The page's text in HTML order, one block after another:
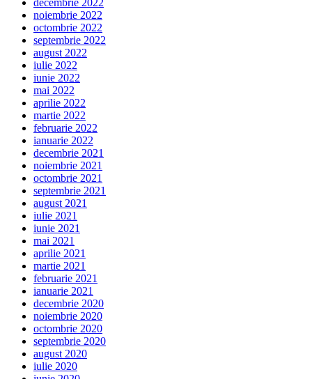
noiembrie 2022
octombrie 2022
septembrie 2022
august 2022
iulie 2022
iunie 2022
mai 2022
aprilie 2022
martie 2022
februarie 2022
ianuarie 2022
decembrie 2021
noiembrie 2021
octombrie 2021
septembrie 2021
august 2021
iulie 2021
iunie 2021
mai 2021
aprilie 2021
martie 2021
februarie 2021
ianuarie 2021
decembrie 2020
noiembrie 2020
octombrie 2020
septembrie 2020
august 2020
iulie 2020